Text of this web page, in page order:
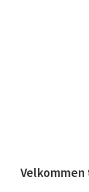
Velkommen